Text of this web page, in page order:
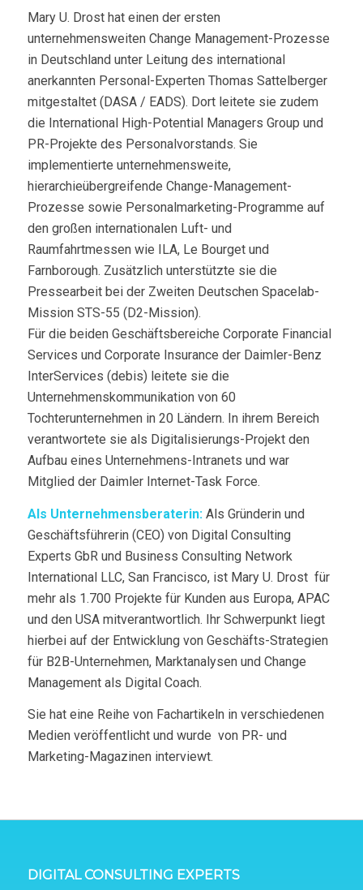
Mary U. Drost hat einen der ersten
unternehmensweiten Change Management-Prozesse
in Deutschland unter Leitung des international
anerkannten Personal-Experten Thomas Sattelberger
mitgestaltet (DASA / EADS). Dort leitete sie zudem
die International High-Potential Managers Group und
PR-Projekte des Personalvorstands. Sie
implementierte unternehmensweite,
hierarchieübergreifende Change-Management-
Prozesse sowie Personalmarketing-Programme auf
den großen internationalen Luft- und
Raumfahrtmessen wie ILA, Le Bourget und
Farnborough. Zusätzlich unterstützte sie die
Pressearbeit bei der Zweiten Deutschen Spacelab-
Mission STS-55 (D2-Mission).
Für die beiden Geschäftsbereiche Corporate Financial
Services und Corporate Insurance der Daimler-Benz
InterServices (debis) leitete sie die
Unternehmenskommunikation von 60
Tochterunternehmen in 20 Ländern. In ihrem Bereich
verantwortete sie als Digitalisierungs-Projekt den
Aufbau eines Unternehmens-Intranets und war
Mitglied der Daimler Internet-Task Force.
Als Unternehmensberaterin:Als Gründerin und
Geschäftsführerin (CEO) von Digital Consulting
Experts GbR und Business Consulting Network
International LLC, San Francisco, ist Mary U. Drost für
mehr als 1.700 Projekte für Kunden aus Europa, APAC
und den USA mitverantwortlich. Ihr Schwerpunkt liegt
hierbei auf der Entwicklung von Geschäfts-Strategien
für B2B-Unternehmen, Marktanalysen und Change
Management als Digital Coach.
Sie hat eine Reihe von Fachartikeln in verschiedenen
Medien veröffentlicht und wurde von PR- und
Marketing-Magazinen interviewt.
DIGITAL CONSULTING EXPERTS